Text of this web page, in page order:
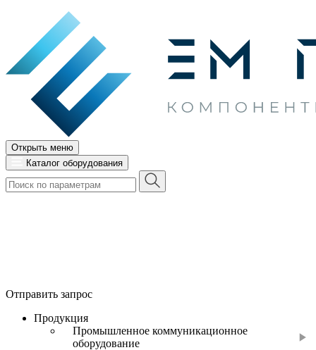
Открыть меню
Каталог оборудования
Отправить запрос
Продукция
Промышленное коммуникационное
оборудование